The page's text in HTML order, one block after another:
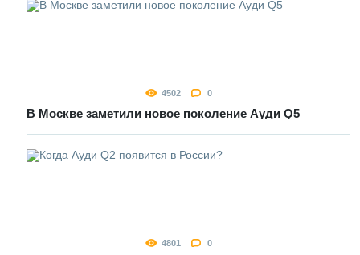
4502 0
В Москве заметили новое поколение Ауди Q5
4801 0